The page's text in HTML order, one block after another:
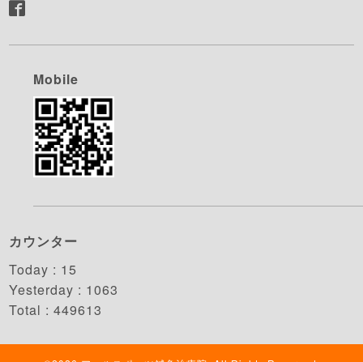
Mobile
カウンター
Today : 15
Yesterday : 1063
Total :449613